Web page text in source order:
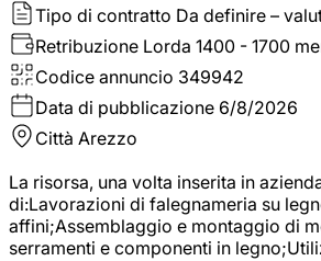
Tipo di contratto Da definire –
Retribuzione Lorda 1400 - 1700
Codice annuncio 349942
Data di pubblicazione 6/8/2026
Città Arezzo
La risorsa, una volta inserita in
di:Lavorazioni di falegnameria su
affini;Assemblaggio e montaggio di
serramenti e componenti in